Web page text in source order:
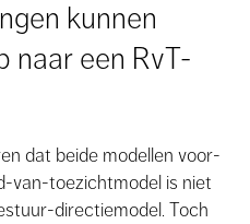
kunnen
naar een RvT-
dat beide modellen voor-
van-toezichtmodel is niet
directiemodel. Toch